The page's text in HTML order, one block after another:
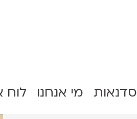
סדנאות מי אנחנו לוח